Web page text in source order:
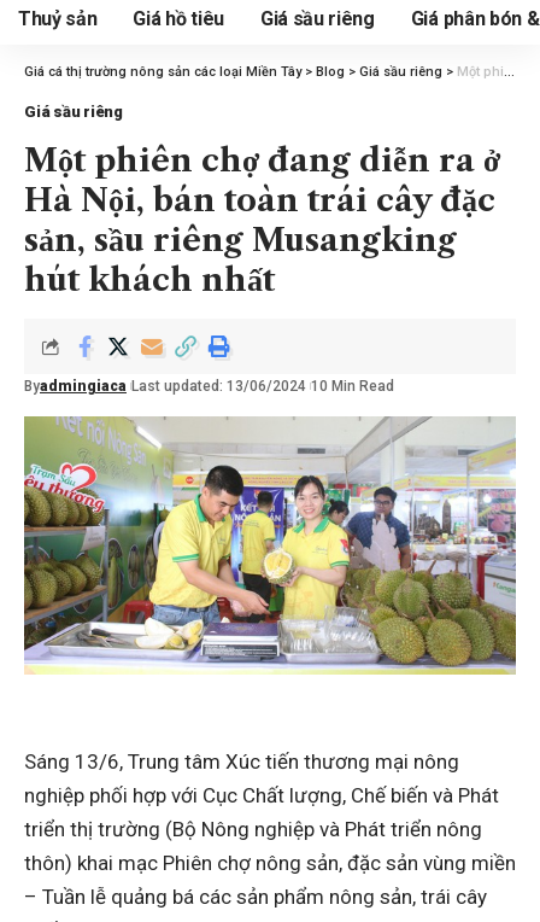
Thuỷ sản Giá hồ tiêu Giá sầu riêng Giá phân bón
Giá cá thị trường nông sản các loại Miền Tây> Blog > Giá sầu riêng > Một phiên chợ đang diễn ra ở Hà Nội, bán toàn trái cây đặc sản, sầu riêng Musangking hút khách nhất
Giá sầu riêng
Một phiên chợ đang diễn ra ở
Hà Nội, bán toàn trái cây đặc
sản, sầu riêng Musangking
hút khách nhất
Byadmingiaca Last updated: 13/06/2024 10 Min Read
Sáng 13/6, Trung tâm Xúc tiến thương mại nông
nghiệp phối hợp với Cục Chất lượng, Chế biến và Phát
triển thị trường (Bộ Nông nghiệp và Phát triển nông
thôn) khai mạc Phiên chợ nông sản, đặc sản vùng miền
– Tuần lễ quảng bá các sản phẩm nông sản, trái cây